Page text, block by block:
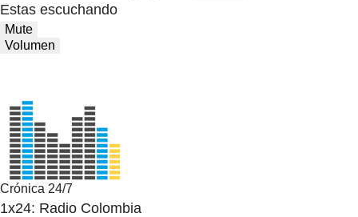
Estas escuchando
Mute
Volumen
Crónica 24/7
1x24: Radio Colombia